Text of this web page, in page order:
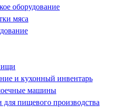
оборудование
мяса
и кухонный инвентарь
машины
пищевого производства